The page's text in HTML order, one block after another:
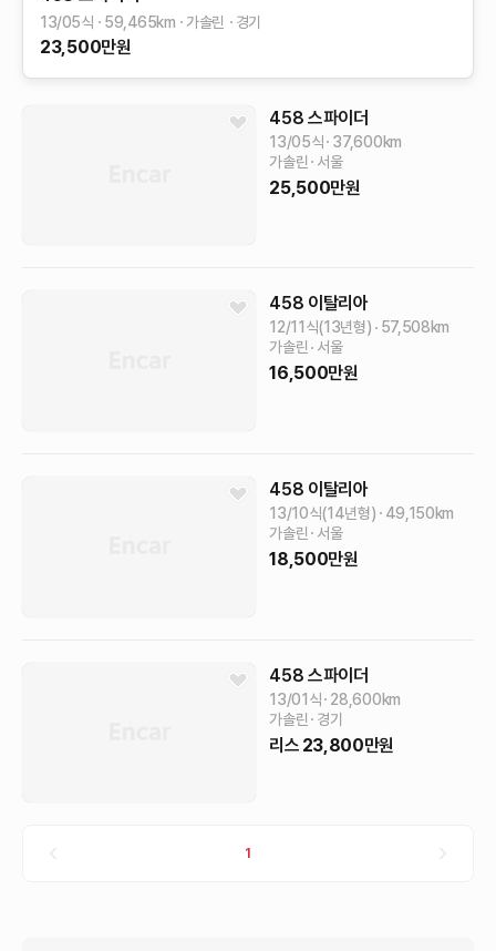
13/05식 59,465km 가솔린 경기
23,500만원
458 스파이더
13/05식 37,600km
가솔린
서울
25,500만원
458 이탈리아
12/11식(13년형) 57,508km
가솔린
서울
16,500만원
458 이탈리아
13/10식(14년형) 49,150km
가솔린
서울
18,500만원
458 스파이더
13/01식 28,600km
가솔린
경기
리스 23,800만원
1